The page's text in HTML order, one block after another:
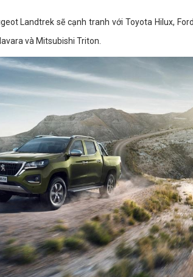
Landtrek sẽ cạnh tranh với Toyota Hilux,
và Mitsubishi Triton.